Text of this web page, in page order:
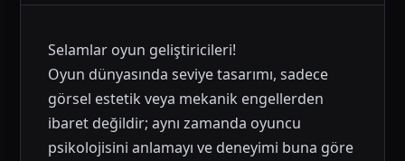
Selamlar oyun geliştiricileri!
Oyun dünyasında seviye tasarımı, sadece
görsel estetik veya mekanik engellerden
ibaret değildir; aynı zamanda oyuncu
psikolojisini anlamayı ve deneyimi buna göre